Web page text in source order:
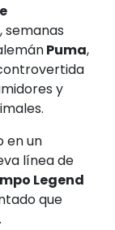
semanas
Puma,
y
en un
línea de
Legend
que